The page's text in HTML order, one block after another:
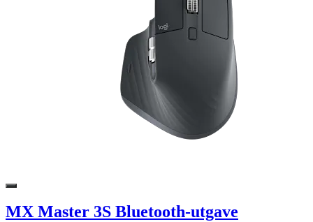
MX Master 3S Bluetooth-utgave